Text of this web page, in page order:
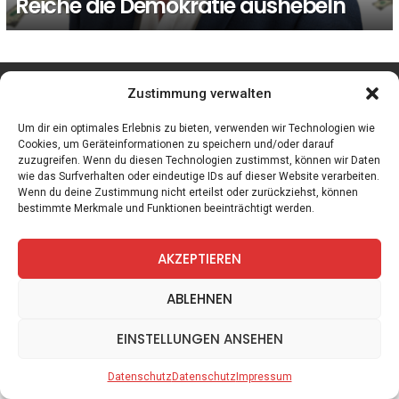
Zustimmung verwalten
Um dir ein optimales Erlebnis zu bieten, verwenden wir Technologien wie
Cookies, um Geräteinformationen zu speichern und/oder darauf
zuzugreifen. Wenn du diesen Technologien zustimmst, können wir Daten
wie das Surfverhalten oder eindeutige IDs auf dieser Website verarbeiten.
Wenn du deine Zustimmung nicht erteilst oder zurückziehst, können
bestimmte Merkmale und Funktionen beeinträchtigt werden.
AKZEPTIEREN
ABLEHNEN
EINSTELLUNGEN ANSEHEN
DatenschutzDatenschutzImpressum
facebook instagram
Spiele Zitate Kontakt Datenschutz Impressum